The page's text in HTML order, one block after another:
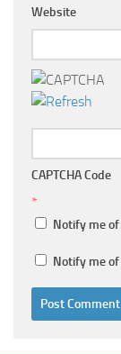
Website
CAPTCHA Code
*
Notify me
Notify me